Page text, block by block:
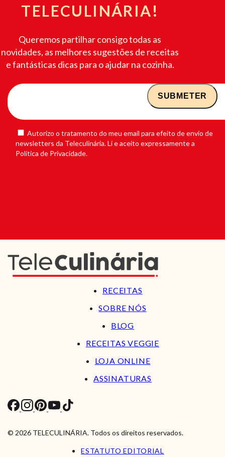
TELECULINÁRIA!
Queremos partilhar consigo todas as
novidades, as melhores sugestões de receitas
e fantásticas dicas para o ajudar na cozinha.
Autorizo o tratamento do meu email para efeito de envio de
newsletters da Teleculinária. Li e aceito expressamente a
Política de Privacidade.
RECEITAS
SOBRE NÓS
BLOG
RECEITAS VEGGIE
LOJA ONLINE
ASSINATURAS
© 2026 TELECULINÁRIA. Todos os direitos reservados.
ESTATUTO EDITORIAL